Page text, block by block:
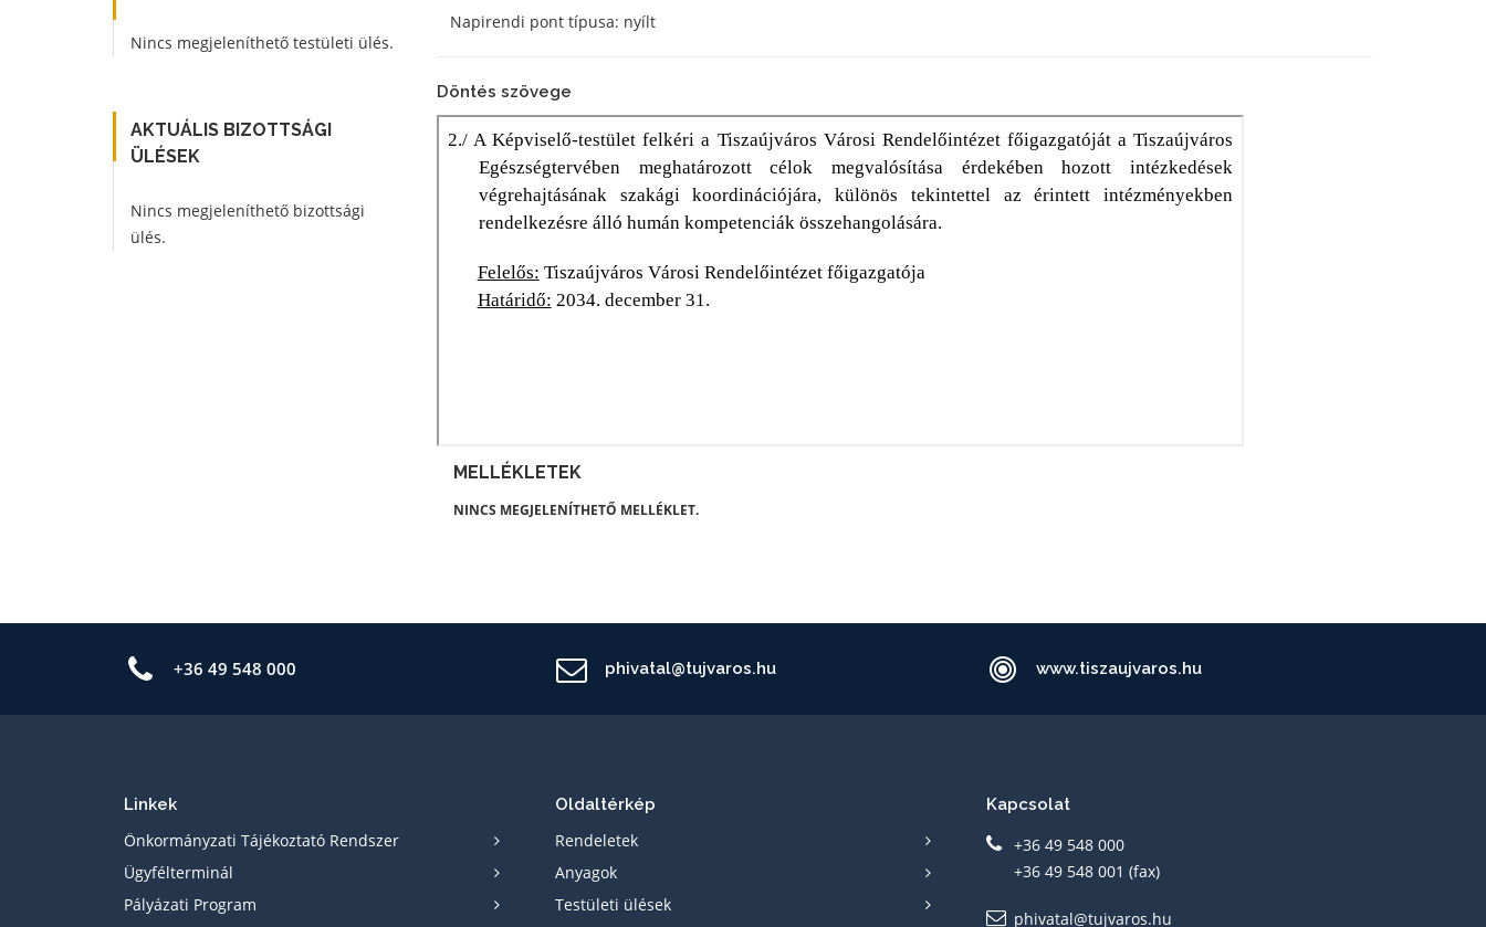
Nincs megjeleníthető testületi ülés.
AKTUÁLIS BIZOTTSÁGI
ÜLÉSEK
Nincs megjeleníthető bizottsági
ülés.
Napirendi pont típusa: nyílt
Döntés szövege
MELLÉKLETEK
NINCS MEGJELENÍTHETŐ MELLÉKLET.
+36 49 548 000 phivatal@tujvaros.hu www.tiszaujvaros.hu
Linkek
Önkormányzati Tájékoztató Rendszer
Ügyfélterminál
Pályázati Program
Oldaltérkép
Rendeletek
Anyagok
Testületi ülések
Kapcsolat
+36 49 548 000
+36 49 548 001 (fax)
phivatal@tujvaros.hu